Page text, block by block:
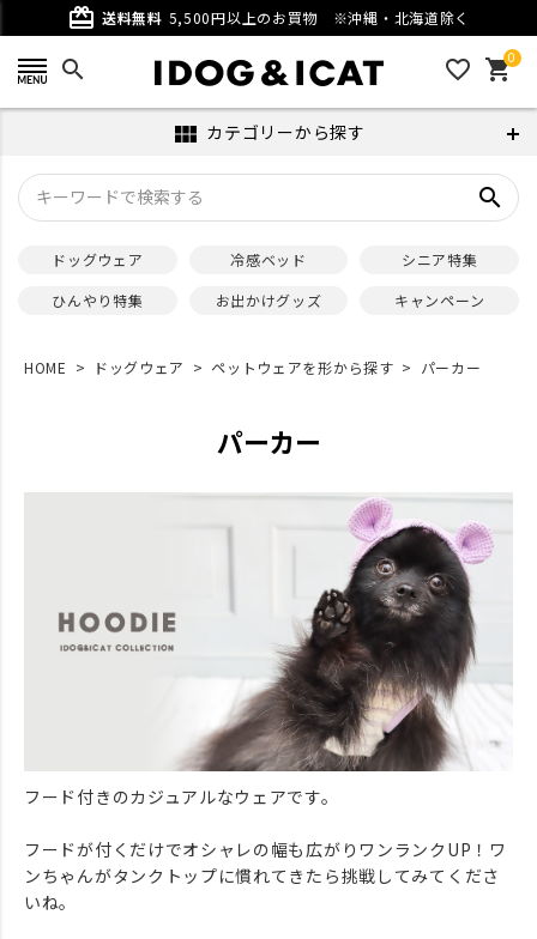
card_giftcard 送料無料 5,500円以上のお買物 ※沖縄・北海道除く
search favorite_outline 0
shopping_cart
view_module カテゴリーから探す
search
ドッグウェア 冷感ベッド
シニア特集
ひんやり特集
お出かけグッズ キャンペーン
HOME ドッグウェア ペットウェアを形から探す パーカー
パーカー
フード付きのカジュアルなウェアです。
フードが付くだけでオシャレの幅も広がりワンランクUP！ワ
ンちゃんがタンクトップに慣れてきたら挑戦してみてくださ
いね。